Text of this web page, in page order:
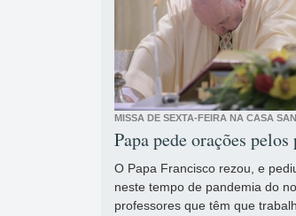
MISSA DE SEXTA-FEIRA NA CASA
Papa pede orações
O Papa Francisco rezou, e
neste tempo de pandemia do
professores que têm que